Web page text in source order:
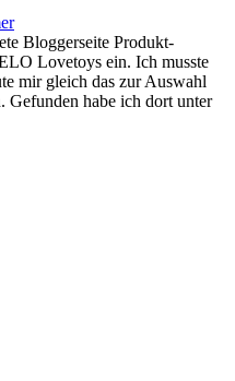
Bloggerseite Produkt-
Lovetoys ein. Ich musste
mir gleich das zur Auswahl
Gefunden habe ich dort unter